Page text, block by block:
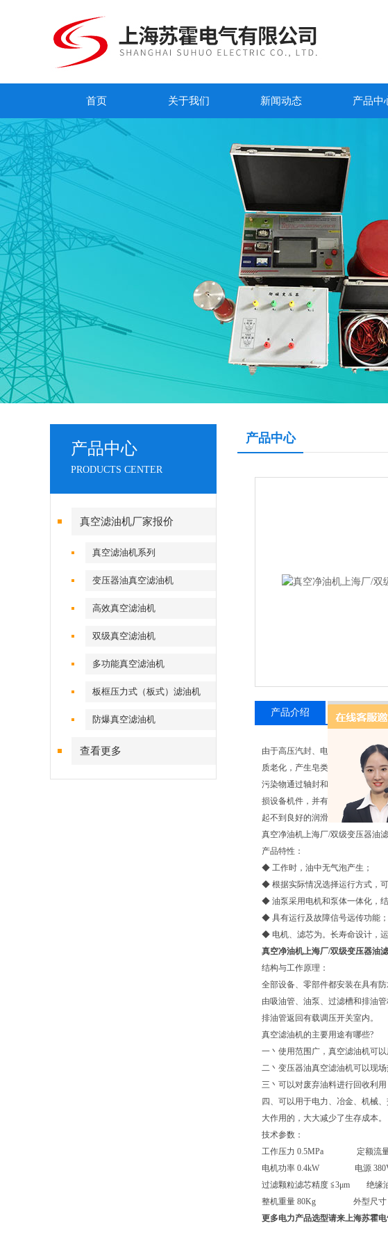
首页 关于我们 新闻动态 产品中
产品中心
PRODUCTS CENTER
真空滤油机厂家报价
真空滤油机系列
变压器油真空滤油机
高效真空滤油机
双级真空滤油机
多功能真空滤油机
板框压力式（板式）滤油机
防爆真空滤油机
查看更多
产品中心
产品介绍 相关产品
由于高压汽封、电机轴封等严重
质老化，产生皂类、胶质和有机
污染物通过轴封和各种孔隙进入
损设备机件，并有可能导致调速
起不到良好的润滑、调速、冷却
真空净油机上海厂/双级变压器油
产品特性：
◆ 工作时，油中无气泡产生；
◆ 根据实际情况选择运行方式，
◆ 油泵采用电机和泵体一体化，
◆ 具有运行及故障信号远传功能；
◆ 电机、滤芯为。长寿命设计，运
真空净油机上海厂/双级变压器油
结构与工作原理：
全部设备、零部件都安装在具有
由吸油管、油泵、过滤槽和排油
排油管返回有载调压开关室内。
真空滤油机的主要用途有哪些?
一丶使用范围广，真空滤油机可
二丶变压器油真空滤油机可以现
三丶可以对废弃油料进行回收利
四、可以用于电力、冶金、机械
大作用的，大大减少了生存成本。
技术参数：
工作压力 0.5MPa 定额流量
电机功率 0.4kW 电源
过滤颗粒滤芯精度 ≦3μm 绝缘
整机重量 80Kg 外型尺寸
更多电力产品选型请来上海苏霍